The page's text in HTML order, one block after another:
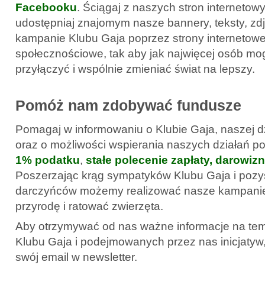
Facebooku. Ściągaj z naszych stron
udostępniaj znajomym nasze bannery, teksty,
kampanie Klubu Gaja poprzez strony
społecznościowe, tak aby jak najwięcej osób
przyłączyć i wspólnie zmieniać świat na lepszy.
Pomóż nam zdobywać fundusze
Pomagaj w informowaniu o Klubie Gaja, naszej
oraz o możliwości wspierania naszych działań
1% podatku, stałe polecenie zapłaty,
Poszerzając krąg sympatyków Klubu Gaja i
darczyńców możemy realizować nasze
przyrodę i ratować zwierzęta.
Aby otrzymywać od nas ważne informacje na
Klubu Gaja i podejmowanych przez nas
swój email w newsletter.